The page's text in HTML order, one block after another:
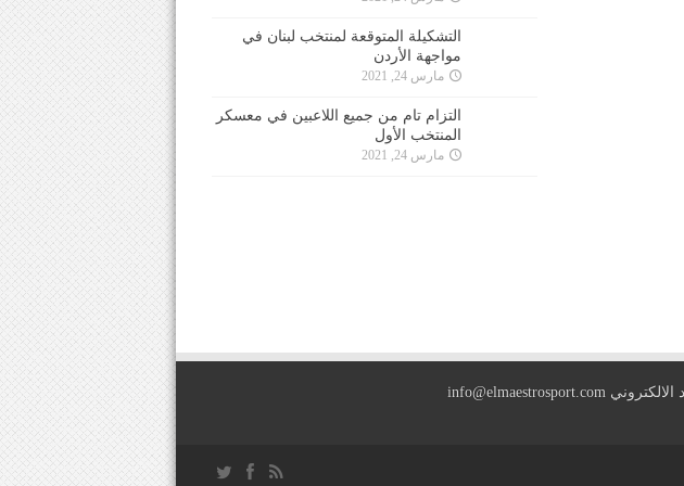
التشكيلة المتوقعة لمنتخب لبنان في
مواجهة الأردن
مارس 24, 2021
التزام تام من جميع اللاعبين في معسكر
المنتخب الأول
مارس 24, 2021
info@elmaestrosport.com